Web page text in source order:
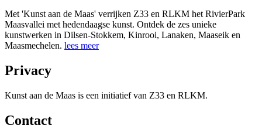
Met 'Kunst aan de Maas' verrijken Z33 en RLKM het RivierPark
Maasvallei met hedendaagse kunst. Ontdek de zes unieke
kunstwerken in Dilsen-Stokkem, Kinrooi, Lanaken, Maaseik en
Maasmechelen. lees meer
Privacy
Kunst aan de Maas is een initiatief van Z33 en RLKM.
Contact